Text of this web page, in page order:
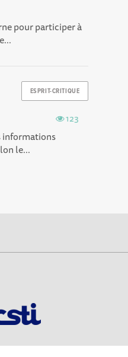
pour participer à
ESPRIT-CRITIQUE
123
informations
le...